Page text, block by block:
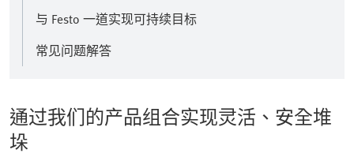
与 Festo 一道实现可持续目标
常见问题解答
通过我们的产品组合实现灵活、安全堆
垛